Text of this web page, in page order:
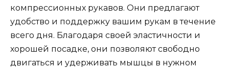
компрессионных рукавов. Они предлагают
удобство и поддержку вашим рукам в течение
всего дня. Благодаря своей эластичности и
хорошей посадке, они позволяют свободно
двигаться и удерживать мышцы в нужном